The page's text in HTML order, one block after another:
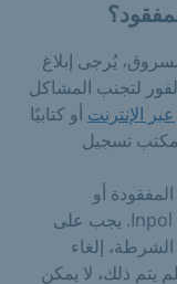
يُرجى إبلاغ
لتجنب المشاكل
عبر الإنترنت أو كتابيًا
مكتب تسجيل
أو
المسروقة إلى برنامج البحث في الشرطة Inpol. يجب على
إلغاء
يتم ذلك، لا يمكن